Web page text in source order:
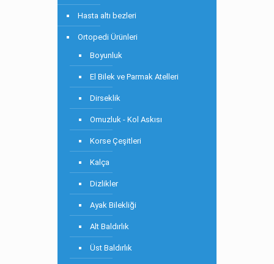
Hasta altı bezleri
Ortopedi Ürünleri
Boyunluk
El Bilek ve Parmak Atelleri
Dirseklik
Omuzluk - Kol Askısı
Korse Çeşitleri
Kalça
Dizlikler
Ayak Bilekliği
Alt Baldırlık
Üst Baldırlık